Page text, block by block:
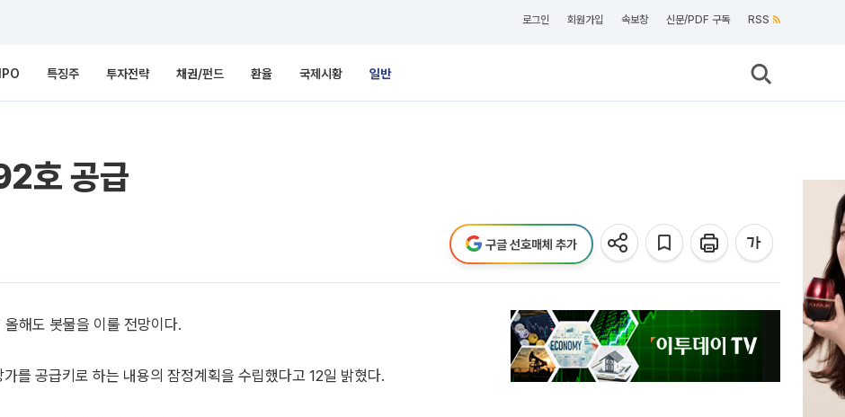
로그인 회원가입 속보창 신문/PDF 구독 RSS
특징주 투자전략 채권/펀드 환율 국제시황 일반
호 공급
구글 선호매체 추가
해도 봇물을 이룰 전망이다.
를 공급키로 하는 내용의 잠정계획을 수립했다고 12일 밝혔다.